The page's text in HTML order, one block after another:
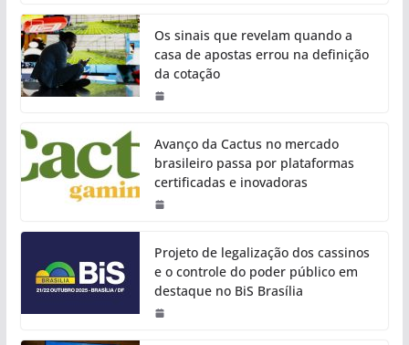
Os sinais que revelam quando a
casa de apostas errou na definição
da cotação
Avanço da Cactus no mercado
brasileiro passa por plataformas
certificadas e inovadoras
Projeto de legalização dos cassinos
e o controle do poder público em
destaque no BiS Brasília